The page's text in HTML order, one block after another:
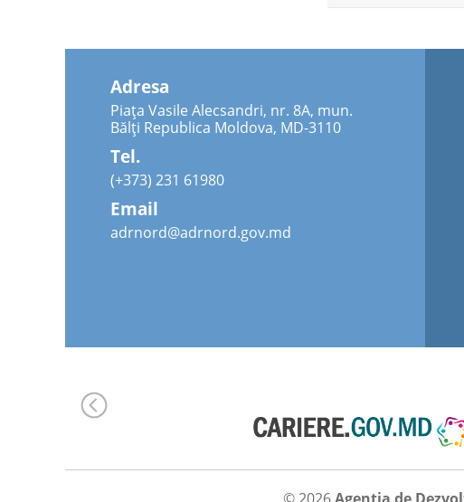
Adresa
Piața Vasile Alecsandri, nr. 8A, mun.
Bălți Republica Moldova, MD-3110
Tel.
(+373) 231 61980
Email
adrnord@adrnord.gov.md